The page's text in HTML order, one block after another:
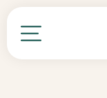
Toutes